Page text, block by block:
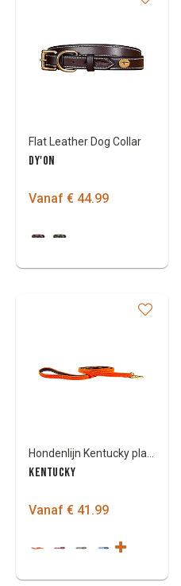
Flat Leather Dog Collar
DY'ON
Vanaf € 44.99
KENTUCKY
Vanaf € 41.99